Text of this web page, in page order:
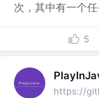
次，其中有一个
5